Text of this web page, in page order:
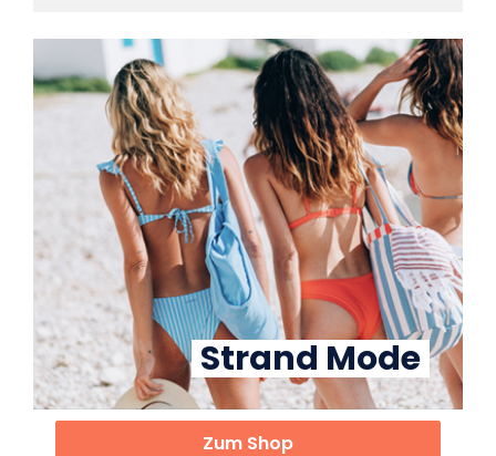
Strand Mode
Zum Shop